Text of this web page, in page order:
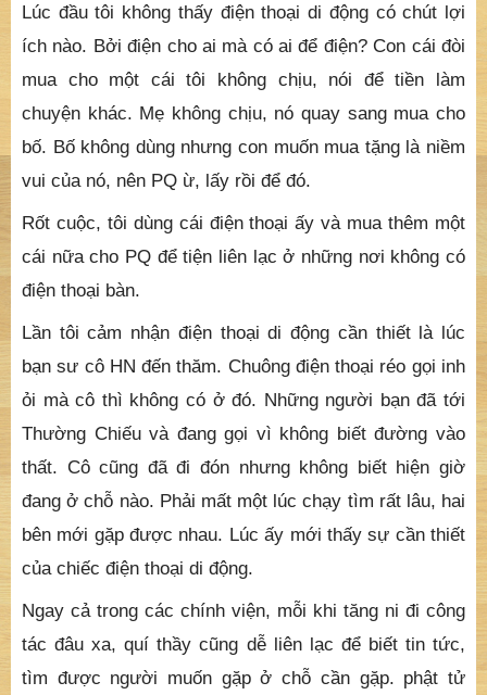
Lúc đầu tôi không thấy điện thoại di động có chút lợi
ích nào. Bởi điện cho ai mà có ai để điện? Con cái đòi
mua cho một cái tôi không chịu, nói để tiền làm
chuyện khác. Mẹ không chịu, nó quay sang mua cho
bố. Bố không dùng nhưng con muốn mua tặng là niềm
vui của nó, nên PQ ừ, lấy rồi để đó.
Rốt cuộc, tôi dùng cái điện thoại ấy và mua thêm một
cái nữa cho PQ để tiện liên lạc ở những nơi không có
điện thoại bàn.
Lần tôi cảm nhận điện thoại di động cần thiết là lúc
bạn sư cô HN đến thăm. Chuông điện thoại réo gọi inh
ỏi mà cô thì không có ở đó. Những người bạn đã tới
Thường Chiếu và đang gọi vì không biết đường vào
thất. Cô cũng đã đi đón nhưng không biết hiện giờ
đang ở chỗ nào. Phải mất một lúc chạy tìm rất lâu, hai
bên mới gặp được nhau. Lúc ấy mới thấy sự cần thiết
của chiếc điện thoại di động.
Ngay cả trong các chính viện, mỗi khi tăng ni đi công
tác đâu xa, quí thầy cũng dễ liên lạc để biết tin tức,
tìm được người muốn gặp ở chỗ cần gặp. phật tử